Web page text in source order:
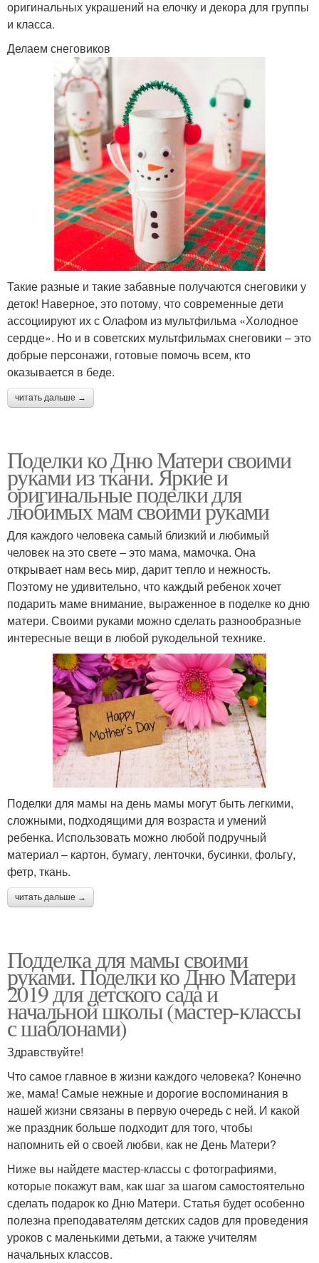
оригинальных украшений на елочку и декора для группы
и класса.
Делаем снеговиков
Такие разные и такие забавные получаются снеговики у
деток! Наверное, это потому, что современные дети
ассоциируют их с Олафом из мультфильма «Холодное
сердце». Но и в советских мультфильмах снеговики – это
добрые персонажи, готовые помочь всем, кто
оказывается в беде.
читать дальше →
Поделки ко Дню Матери своими
руками из ткани. Яркие и
оригинальные поделки для
любимых мам своими руками
Для каждого человека самый близкий и любимый
человек на это свете – это мама, мамочка. Она
открывает нам весь мир, дарит тепло и нежность.
Поэтому не удивительно, что каждый ребенок хочет
подарить маме внимание, выраженное в поделке ко дню
матери. Своими руками можно сделать разнообразные
интересные вещи в любой рукодельной технике.
Поделки для мамы на день мамы могут быть легкими,
сложными, подходящими для возраста и умений
ребенка. Использовать можно любой подручный
материал – картон, бумагу, ленточки, бусинки, фольгу,
фетр, ткань.
читать дальше →
Подделка для мамы своими
руками. Поделки ко Дню Матери
2019 для детского сада и
начальной школы (мастер-классы
с шаблонами)
Здравствуйте!
Что самое главное в жизни каждого человека? Конечно
же, мама! Самые нежные и дорогие воспоминания в
нашей жизни связаны в первую очередь с ней. И какой
же праздник больше подходит для того, чтобы
напомнить ей о своей любви, как не День Матери?
Ниже вы найдете мастер-классы с фотографиями,
которые покажут вам, как шаг за шагом самостоятельно
сделать подарок ко Дню Матери. Статья будет особенно
полезна преподавателям детских садов для проведения
уроков с маленькими детьми, а также учителям
начальных классов.